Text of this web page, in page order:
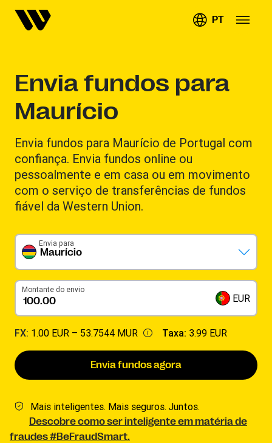
PT
Envia fundos para
Maurício
Envia fundos para Maurício de Portugal com
confiança. Envia fundos online ou
pessoalmente e em casa ou em movimento
com o serviço de transferências de fundos
fiável da Western Union.
Maurício
Envia para
Montante do envio
EUR
FX: 1.00 EUR – 53.7544 MUR Taxa: 3.99 EUR
Envia fundos agora
Mais inteligentes. Mais seguros. Juntos.
Descobre como ser inteligente em matéria de
fraudes #BeFraudSmart.